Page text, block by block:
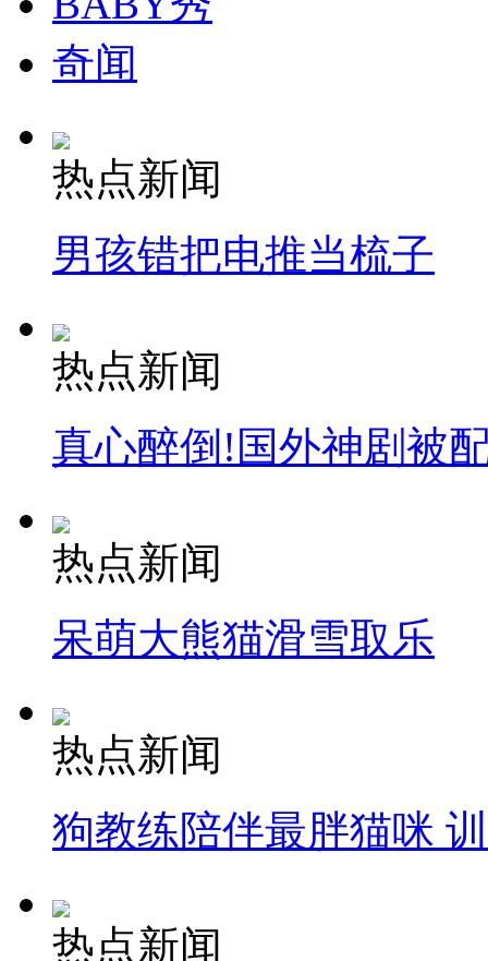
奇闻
热点新闻
男孩错把电推当梳子
热点新闻
真心醉倒!国外神剧被
热点新闻
呆萌大熊猫滑雪取乐
热点新闻
狗教练陪伴最胖猫咪
热点新闻